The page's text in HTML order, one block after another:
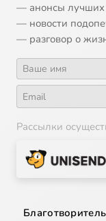
— анонсы лучших
— новости
— разговор о
Рассылки